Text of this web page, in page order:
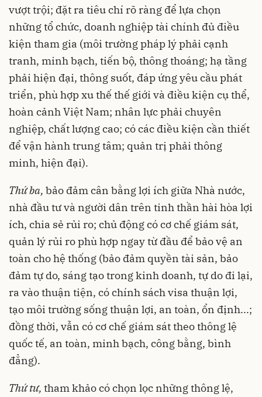
vượt trội; đặt ra tiêu chí rõ ràng để lựa chọn
những tổ chức, doanh nghiệp tài chính đủ điều
kiện tham gia (môi trường pháp lý phải cạnh
tranh, minh bạch, tiến bộ, thông thoáng; hạ tầng
phải hiện đại, thông suốt, đáp ứng yêu cầu phát
triển, phù hợp xu thế thế giới và điều kiện cụ thể,
hoàn cảnh Việt Nam; nhân lực phải chuyên
nghiệp, chất lượng cao; có các điều kiện cần thiết
để vận hành trung tâm; quản trị phải thông
minh, hiện đại).
Thứ ba, bảo đảm cân bằng lợi ích giữa Nhà nước,
nhà đầu tư và người dân trên tinh thần hài hòa lợi
ích, chia sẻ rủi ro; chủ động có cơ chế giám sát,
quản lý rủi ro phù hợp ngay từ đầu để bảo vệ an
toàn cho hệ thống (bảo đảm quyền tài sản, bảo
đảm tự do, sáng tạo trong kinh doanh, tự do đi lại,
ra vào thuận tiện, có chính sách visa thuận lợi,
tạo môi trường sống thuận lợi, an toàn, ổn định...;
đồng thời, vẫn có cơ chế giám sát theo thông lệ
quốc tế, an toàn, minh bạch, công bằng, bình
đẳng).
Thứ tư, tham khảo có chọn lọc những thông lệ,